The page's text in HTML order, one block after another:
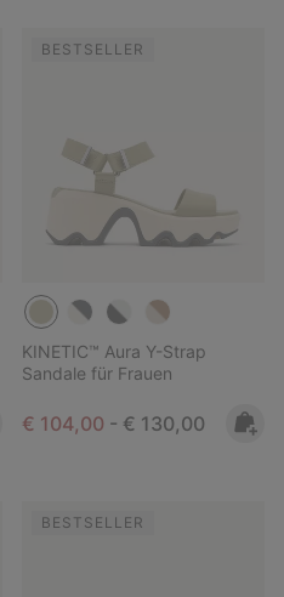
BESTSELLER
KINETIC™ Aura Y-Strap
Sandale für Frauen
Minimum sale price:
€ 104,00 - Maximum price:
€ 130,00
BESTSELLER